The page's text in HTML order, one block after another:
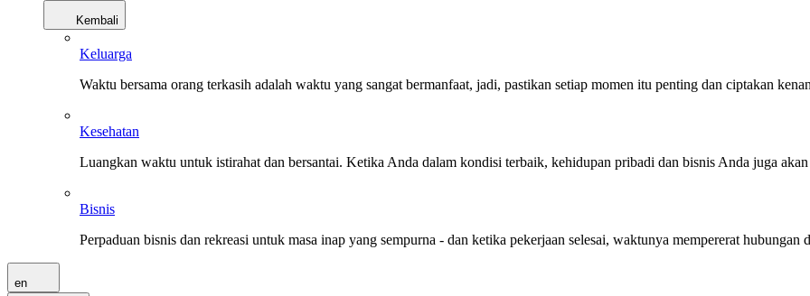
Kembali
Keluarga
Waktu bersama orang terkasih adalah waktu yang sangat bermanfaat, jadi, pastikan setiap momen itu penting dan ciptakan
Kesehatan
Luangkan waktu untuk istirahat dan bersantai. Ketika Anda dalam kondisi terbaik, kehidupan pribadi dan bisnis Anda juga
Bisnis
Perpaduan bisnis dan rekreasi untuk masa inap yang sempurna - dan ketika pekerjaan selesai, waktunya mempererat hubungan
en